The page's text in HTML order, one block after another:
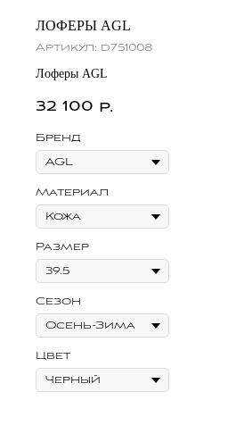
ЛОФЕРЫ AGL
Артикул: d751008
Лоферы AGL
32 100 р.
Бренд
Материал
Размер
Сезон
Цвет